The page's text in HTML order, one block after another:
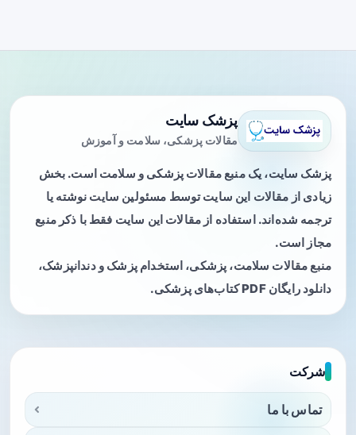
پزشک سایت
مقالات پزشکی، سلامت و آموزش
پزشک سایت، یک منبع مقالات پزشکی و سلامت است. بخش
زیادی از مقالات این سایت توسط مسئولین سایت نوشته یا
ترجمه شده‌اند. استفاده از مقالات این سایت فقط با ذکر منبع
مجاز است.
منبع مقالات سلامت، پزشکی، استخدام پزشک و دندانپزشک،
دانلود رایگان PDF کتاب‌های پزشکی.
شرکت
تماس با ما